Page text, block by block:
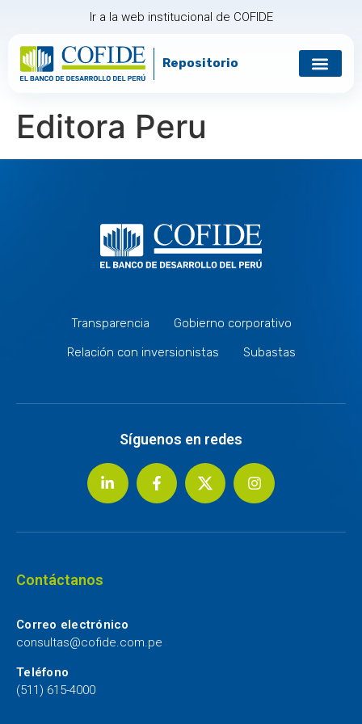
Ir a la web institucional de COFIDE
Repositorio
Editora Peru
Transparencia
Gobierno corporativo
Relación con inversionistas
Subastas
Síguenos en redes
Contáctanos
Correo electrónico
consultas@cofide.com.pe
Teléfono
(511) 615-4000